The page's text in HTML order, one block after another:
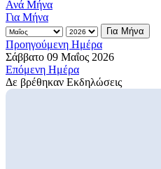
Ανά Μήνα
Για Μήνα
Για Μήνα
Προηγούμενη Ημέρα
Σάββατο 09 Μαΐος 2026
Επόμενη Ημέρα
Δε βρέθηκαν Εκδηλώσεις